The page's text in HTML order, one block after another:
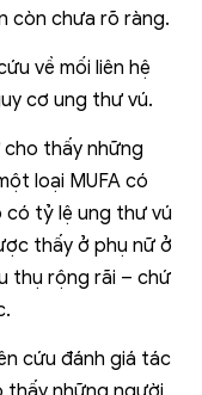
còn chưa rõ ràng.
về mối liên hệ
cơ ung thư vú.
thấy những
loại MUFA có
có tỷ lệ ung thư vú
thấy ở phụ nữ ở
thụ rộng rãi – chứ
cứu đánh giá tác